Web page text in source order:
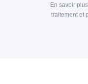
En savoir
traitement et